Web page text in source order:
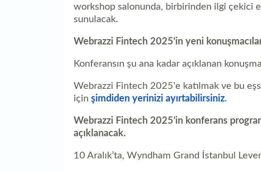
workshop salonunda, birbirinden ilgi çekici
sunulacak.
Webrazzi Fintech 2025'in yeni
Konferansın şu ana kadar açıklanan
Webrazzi Fintech 2025'e katılmak ve bu
için şimdiden yerinizi ayırtabilirsiniz.
Webrazzi Fintech 2025’in konferans
açıklanacak.
10 Aralık’ta, Wyndham Grand İstanbul